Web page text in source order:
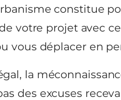
constitue
votre projet avec
vous déplacer en
la
des excuses